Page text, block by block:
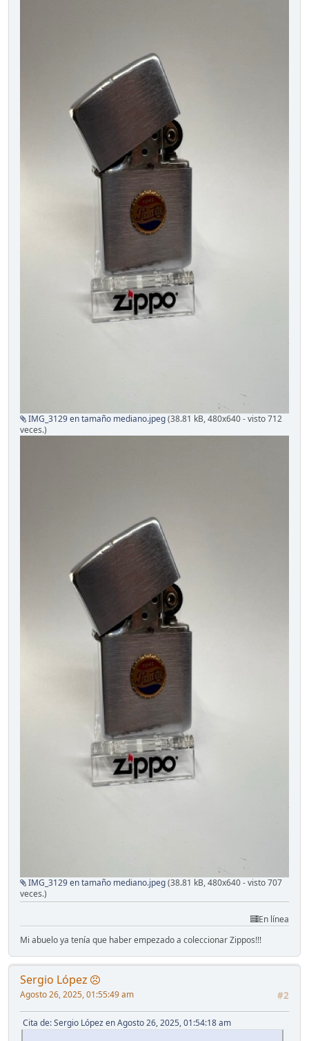
IMG_3129 en tamaño mediano.jpeg(38.81 kB, 480x640 - visto 712
veces.)
IMG_3129 en tamaño mediano.jpeg(38.81 kB, 480x640 - visto 707
veces.)
En línea
Mi abuelo ya tenía que haber empezado a coleccionar Zippos!!!
Sergio López
#2
Agosto 26, 2025, 01:55:49 am
Cita de: Sergio López en Agosto 26, 2025, 01:54:18 am